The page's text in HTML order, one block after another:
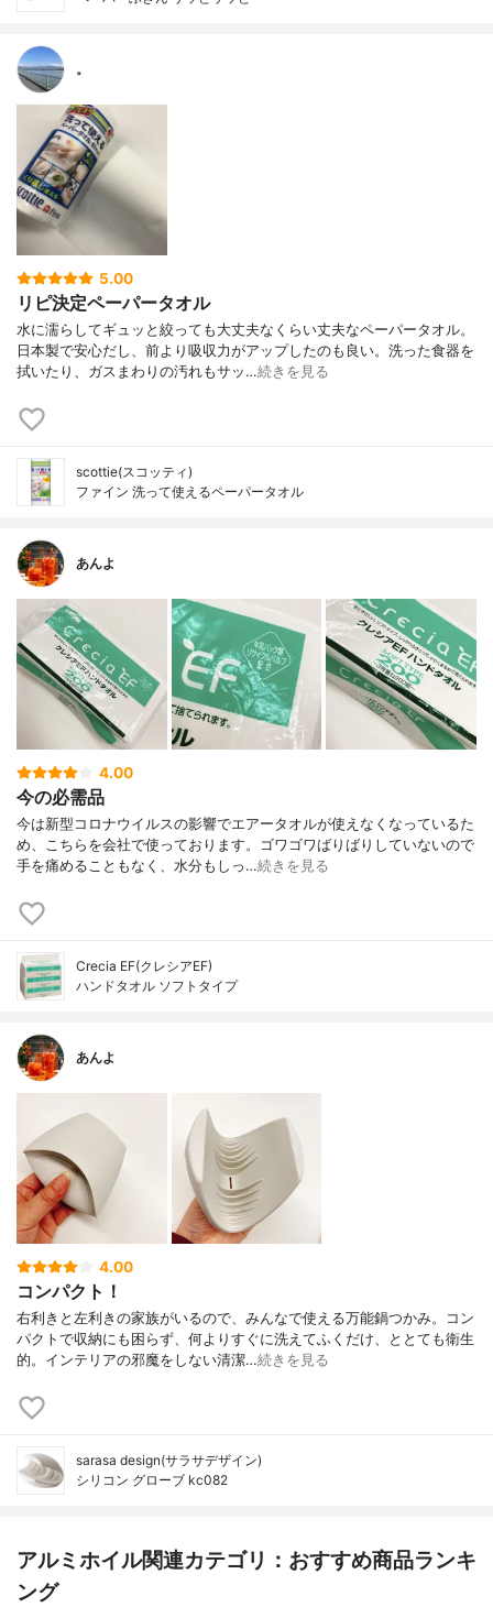
。
5.00
リピ決定ペーパータオル
水に濡らしてギュッと絞っても大丈夫なくらい丈夫なペーパータオル。
日本製で安心だし、前より吸収力がアップしたのも良い。洗った食器を
拭いたり、ガスまわりの汚れもサッ…続きを見る
scottie(スコッティ)
ファイン 洗って使えるペーパータオル
あんよ
4.00
今の必需品
今は新型コロナウイルスの影響でエアータオルが使えなくなっているた
め、こちらを会社で使っております。ゴワゴワばりばりしていないので
手を痛めることもなく、水分もしっ…続きを見る
Crecia EF(クレシアEF)
ハンドタオル ソフトタイプ
あんよ
4.00
コンパクト！
右利きと左利きの家族がいるので、みんなで使える万能鍋つかみ。コン
パクトで収納にも困らず、何よりすぐに洗えてふくだけ、ととても衛生
的。インテリアの邪魔をしない清潔…続きを見る
sarasa design(サラサデザイン)
シリコン グローブ kc082
アルミホイル関連カテゴリ：おすすめ商品ランキ
ング